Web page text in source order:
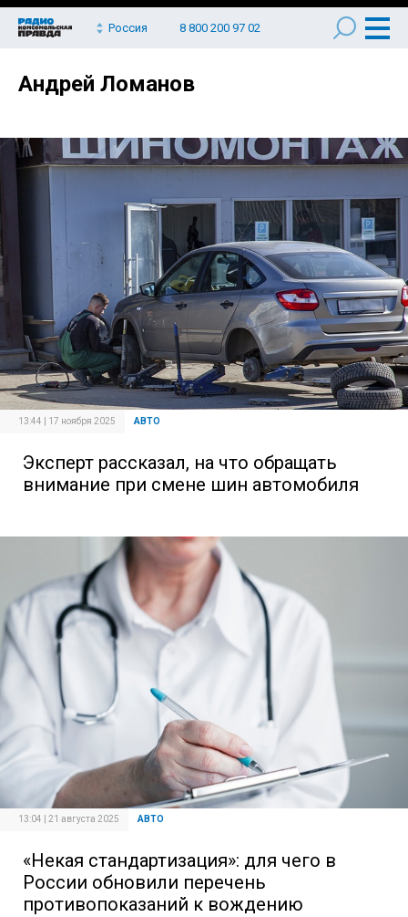
Россия 8 800 200 97 02
Андрей Ломанов
13:44 | 17 ноября 2025 АВТО
Эксперт рассказал, на что обращать
внимание при смене шин автомобиля
13:04 | 21 августа 2025 АВТО
«Некая стандартизация»: для чего в
России обновили перечень
противопоказаний к вождению